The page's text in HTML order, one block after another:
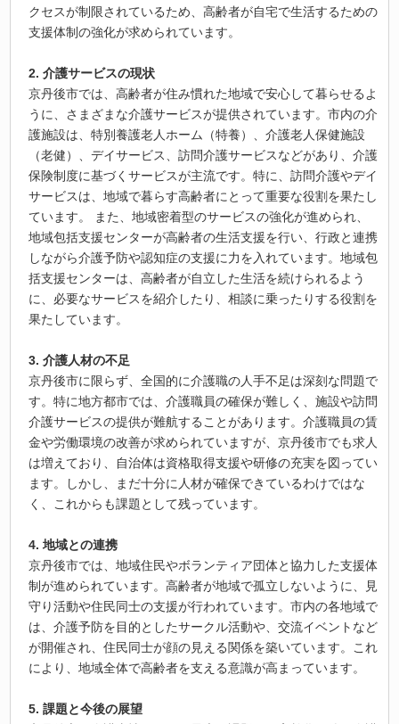
クセスが制限されているため、高齢者が自宅で生活するための
支援体制の強化が求められています。
2. 介護サービスの現状
京丹後市では、高齢者が住み慣れた地域で安心して暮らせるよ
うに、さまざまな介護サービスが提供されています。市内の介
護施設は、特別養護老人ホーム（特養）、介護老人保健施設
（老健）、デイサービス、訪問介護サービスなどがあり、介護
保険制度に基づくサービスが主流です。特に、訪問介護やデイ
サービスは、地域で暮らす高齢者にとって重要な役割を果たし
ています。 また、地域密着型のサービスの強化が進められ、
地域包括支援センターが高齢者の生活支援を行い、行政と連携
しながら介護予防や認知症の支援に力を入れています。地域包
括支援センターは、高齢者が自立した生活を続けられるよう
に、必要なサービスを紹介したり、相談に乗ったりする役割を
果たしています。
3. 介護人材の不足
京丹後市に限らず、全国的に介護職の人手不足は深刻な問題で
す。特に地方都市では、介護職員の確保が難しく、施設や訪問
介護サービスの提供が難航することがあります。介護職員の賃
金や労働環境の改善が求められていますが、京丹後市でも求人
は増えており、自治体は資格取得支援や研修の充実を図ってい
ます。しかし、まだ十分に人材が確保できているわけではな
く、これからも課題として残っています。
4. 地域との連携
京丹後市では、地域住民やボランティア団体と協力した支援体
制が進められています。高齢者が地域で孤立しないように、見
守り活動や住民同士の支援が行われています。市内の各地域で
は、介護予防を目的としたサークル活動や、交流イベントなど
が開催され、住民同士が顔の見える関係を築いています。これ
により、地域全体で高齢者を支える意識が高まっています。
5. 課題と今後の展望